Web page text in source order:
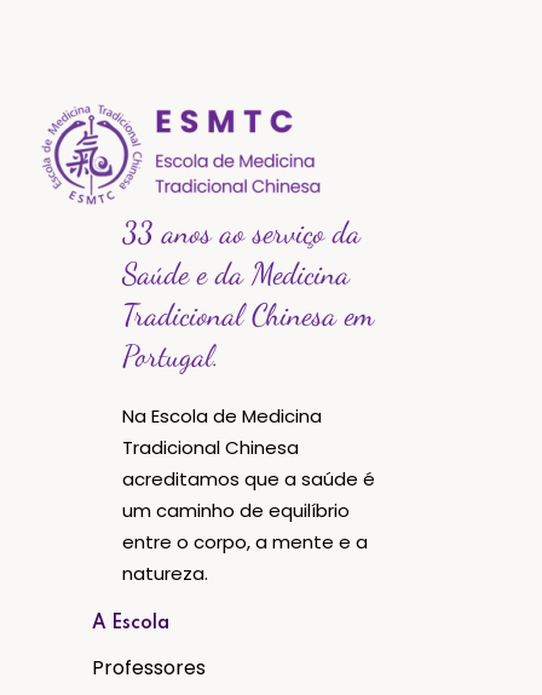
33 anos ao serviço da
Saúde e da Medicina
Tradicional Chinesa em
Portugal.
Na Escola de Medicina
Tradicional Chinesa
acreditamos que a saúde é
um caminho de equilíbrio
entre o corpo, a mente e a
natureza.
A Escola
Professores